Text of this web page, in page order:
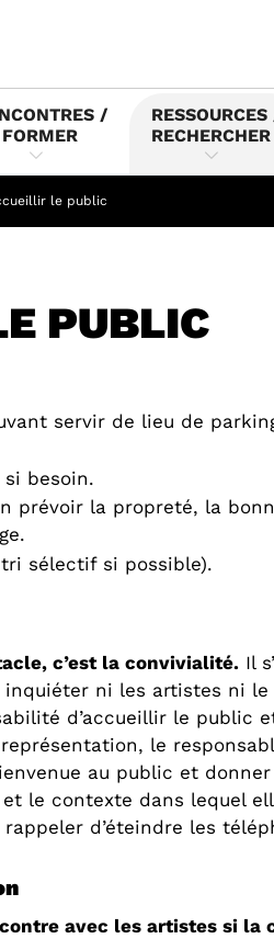
/
RESSOURCES
RECHERCHER
le public
PUBLIC
servir de lieu de
besoin.
prévoir la propreté, la
sélectif si possible).
c’est la convivialité. Il
ni les artistes ni le
d’accueillir le public
le
au public et donner
le contexte dans lequel
d’éteindre les
avec les artistes si la